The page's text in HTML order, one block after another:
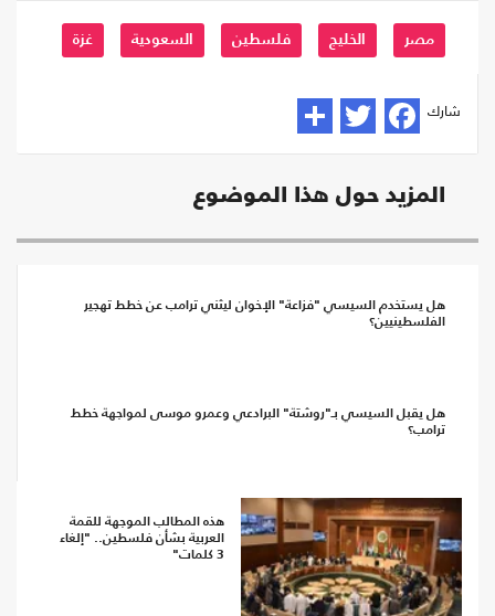
مصر الخليج فلسطين السعودية غزة
شارك
المزيد حول هذا الموضوع
هل يستخدم السيسي "فزاعة" الإخوان ليثني ترامب عن خطط تهجير
الفلسطينيين؟
هل يقبل السيسي بـ"روشتة" البرادعي وعمرو موسى لمواجهة خطط
ترامب؟
هذه المطالب الموجهة للقمة
العربية بشأن فلسطين.. "إلغاء
3 كلمات"